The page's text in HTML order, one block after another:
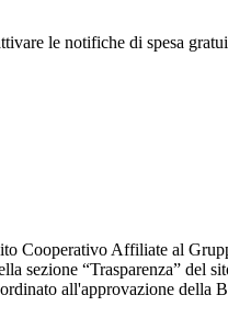
le notifiche di spesa
Cooperativo Affiliate al
sezione “Trasparenza” del
all'approvazione della